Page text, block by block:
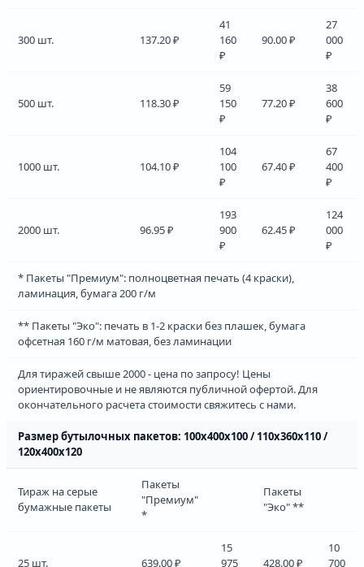
300 шт. 137.20 ₽
41
160
₽
90.00 ₽
27
000
₽
500 шт. 118.30 ₽
59
150
₽
77.20 ₽
38
600
₽
1000 шт. 104.10 ₽
104
100
₽
67.40 ₽
67
400
₽
2000 шт. 96.95 ₽
193
900
₽
62.45 ₽
124
000
₽
* Пакеты "Премиум": полноцветная печать (4 краски),
ламинация, бумага 200 г/м
** Пакеты "Эко": печать в 1-2 краски без плашек, бумага
офсетная 160 г/м матовая, без ламинации
Для тиражей свыше 2000 - цена по запросу! Цены
ориентировочные и не являются публичной офертой. Для
окончательного расчета стоимости свяжитесь с нами.
Размер бутылочных пакетов: 100х400х100 / 110х360х110 /
120х400х120
Тираж на серые
бумажные пакеты
Пакеты
"Премиум"
*
Пакеты
"Эко" **
25 шт. 639.00 ₽
15
975
428.00 ₽
10
700